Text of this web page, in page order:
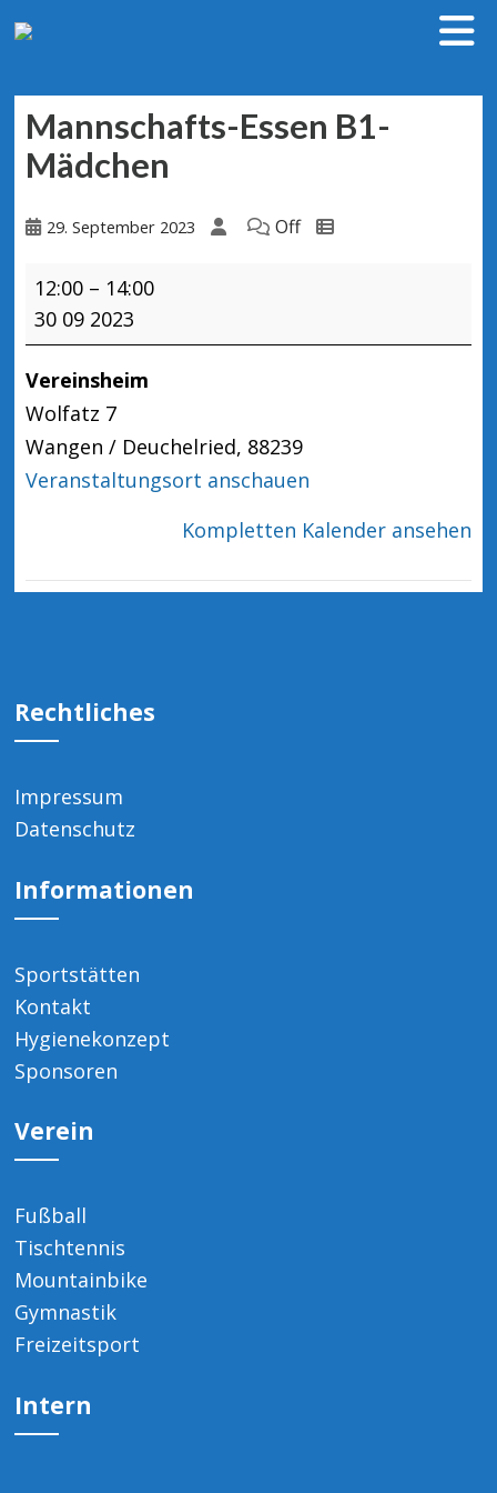
Mannschafts-Essen B1-
Mädchen
29. September 2023 Off
Mannschafts-
Essen
B1-
Mädchen
12:00 – 14:00
30 09 2023
Vereinsheim
Wolfatz 7
Wangen / Deuchelried, 88239
Veranstaltungsort anschauen
Kompletten Kalender ansehen
Rechtliches
Impressum
Datenschutz
Informationen
Sportstätten
Kontakt
Hygienekonzept
Sponsoren
Verein
Fußball
Tischtennis
Mountainbike
Gymnastik
Freizeitsport
Intern